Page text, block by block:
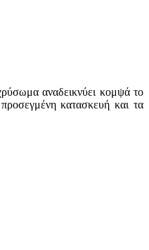
αναδεικνύει κομψά το
κατασκευή και τα